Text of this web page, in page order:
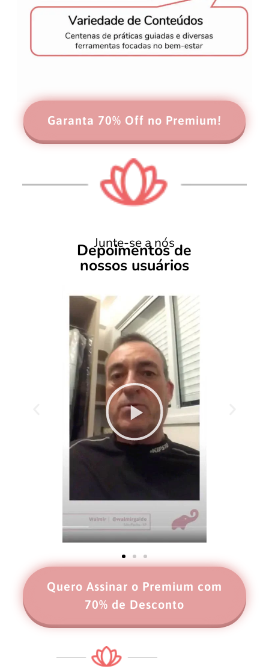
Garanta 70% Off no Premium!
Junte-se a nós
Depoimentos de
nossos usuários
Quero Assinar o Premium com
70% de Desconto